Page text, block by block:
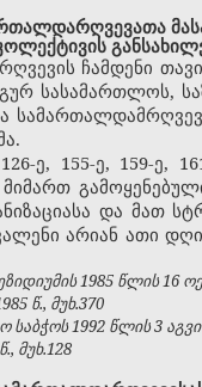
ჩამდენი
სასამართლოს,
ე, 155-ე, 159-
და მათ
არიან ათი
1985 წლის
წ., მუხ.370
საბჭოს 1992 წლის 3
მუხ.128